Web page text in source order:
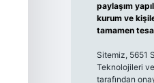
paylaşım
kurum ve
tamamen
Sitemiz, 5651
Teknolojileri
tarafından